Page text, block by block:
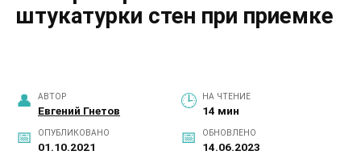
штукатурки стен при приемке
АВТОР
Евгений Гнетов
НА ЧТЕНИЕ
14 мин
ОПУБЛИКОВАНО
01.10.2021
ОБНОВЛЕНО
14.06.2023